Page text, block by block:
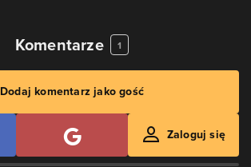
Komentarze 1
Dodaj komentarz jako gość
Zaloguj się